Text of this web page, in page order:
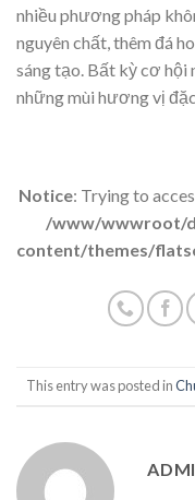
nhiều phương pháp
nguyên chất, thêm đá
sáng tạo. Bất kỳ cơ hội
những mùi hương vị
Notice: Trying to
/www/wwwroot/
content/themes/
This entry was posted in